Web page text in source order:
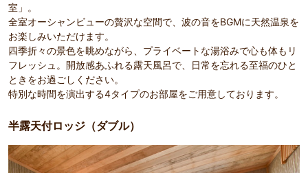
室」。
全室オーシャンビューの贅沢な空間で、波の音をBGMに天然温泉を
お楽しみいただけます。
四季折々の景色を眺めながら、プライベートな湯浴みで心も体もリ
フレッシュ。開放感あふれる露天風呂で、日常を忘れる至福のひと
ときをお過ごしください。
特別な時間を演出する4タイプのお部屋をご用意しております。
半露天付ロッジ（ダブル）